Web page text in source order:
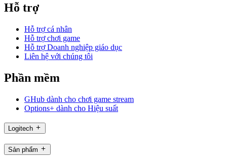
Hỗ trợ
Hỗ trợ cá nhân
Hỗ trợ chơi game
Hỗ trợ Doanh nghiệp giáo dục
Liên hệ với chúng tôi
Phần mềm
GHub dành cho chơi game stream
Options+ dành cho Hiệu suất
Logitech
Sản phẩm